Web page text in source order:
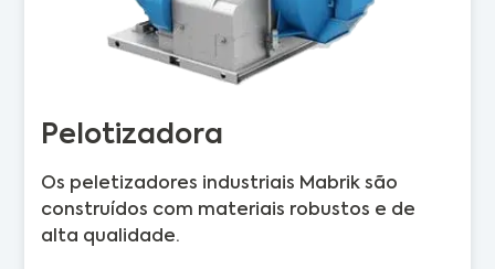
Pelotizadora
Os peletizadores industriais Mabrik são
construídos com materiais robustos e de
alta qualidade.